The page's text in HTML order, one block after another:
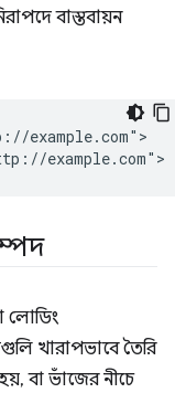
বাস্তবায়ন
example.com">
লোডিং
খারাপভাবে তৈরি
বা ভাঁজের নীচে